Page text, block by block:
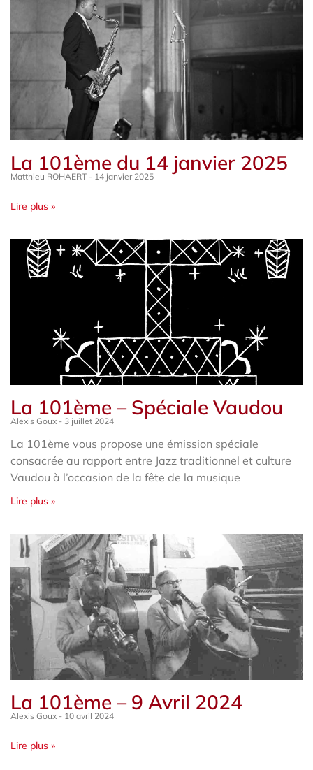
La 101ème du 14 janvier 2025
Matthieu ROHAERT 14 janvier 2025
Lire plus »
La 101ème – Spéciale Vaudou
Alexis Goux 3 juillet 2024
La 101ème vous propose une émission spéciale
consacrée au rapport entre Jazz traditionnel et culture
Vaudou à l’occasion de la fête de la musique
Lire plus »
La 101ème – 9 Avril 2024
Alexis Goux 10 avril 2024
Lire plus »